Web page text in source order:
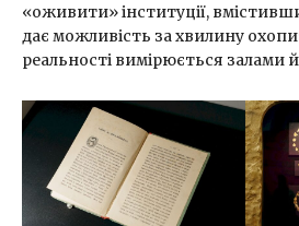
«оживити» інституції,
дає можливість за хвилину
реальності вимірюється залами